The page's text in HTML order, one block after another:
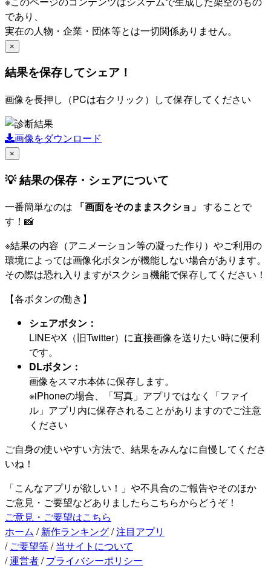
であり、
実在の人物・企業・団体等とは一切関係ありません。
×
結果を保存してシェア！
画像を長押し（PCは右クリック）して保存してください
画像をダウンロード
×
💡 結果の保存・シェアについて
一番簡単なのは 「画面をそのままスクショ」 することで
す！📸
※結果の内容（アニメーション等の凝った作り）やご利用の
環境によっては画像化ボタンが機能しない場合があります。
その際は恐れ入りますがスクショ機能で保存してください！
【各ボタンの働き】
シェアボタン：
LINEやX（旧Twitter）に直接画像を送りたい時に便利
です。
DLボタン：
画像をスマホ本体に保存します。
※iPhoneの場合、「写真」アプリではなく「ファイ
ル」アプリ内に保存されることがありますのでご注意
ください
ご自身の使いやすい方法で、結果をみんなに自慢してくださ
いね！
「こんなアプリが欲しい！」や不具合のご報告やそのほか
ご意見・ご要望などありましたらこちらからどうぞ！
ご意見・ご要望はこちら
ホーム / 新作ランキング/注目アプリ
/ ご要望等/ 当サイトについて
/運営者/ プライバシーポリシー